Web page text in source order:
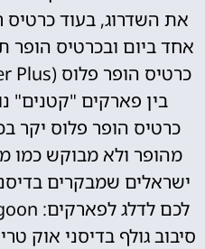
את השדרוג, בעוד
אחד ביום ובכרטיס הופר
בין פארקים "קטנים"
כרטיס הופר פלוס יקר
מהופר ולא מבוקש כמו
ישראלים שמבקרים